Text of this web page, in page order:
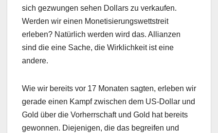
sich gezwungen sehen Dollars zu verkaufen.
Werden wir einen Monetisierungswettstreit
erleben? Natürlich werden wird das. Allianzen
sind die eine Sache, die Wirklichkeit ist eine
andere.
Wie wir bereits vor 17 Monaten sagten, erleben wir
gerade einen Kampf zwischen dem US-Dollar und
Gold über die Vorherrschaft und Gold hat bereits
gewonnen. Diejenigen, die das begreifen und